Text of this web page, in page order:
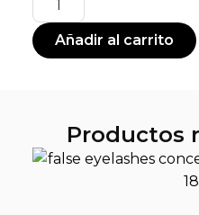
Añadir al carrito
Productos